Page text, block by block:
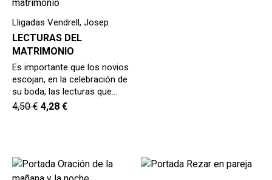
BUSCAR
ESP
Lligadas Vendrell, Josep
LECTURAS DEL
MATRIMONIO
Es importante que los novios
escojan, en la celebración de
su boda, las lecturas que…
4,50€ 4,28 €